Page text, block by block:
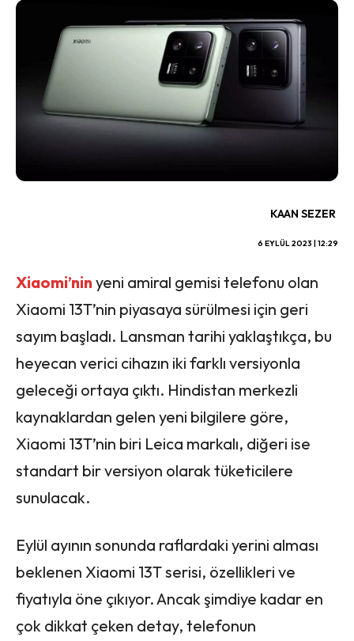
KAAN SEZER
6 EYLÜL 2023 | 12:29
Xiaomi’ninyeni amiral gemisi telefonu olan
Xiaomi 13T’nin piyasaya sürülmesi için geri
sayım başladı. Lansman tarihi yaklaştıkça, bu
heyecan verici cihazın iki farklı versiyonla
geleceği ortaya çıktı. Hindistan merkezli
kaynaklardan gelen yeni bilgilere göre,
Xiaomi 13T’nin biri Leica markalı, diğeri ise
standart bir versiyon olarak tüketicilere
sunulacak.
Eylül ayının sonunda raflardaki yerini alması
beklenen Xiaomi 13T serisi, özellikleri ve
fiyatıyla öne çıkıyor. Ancak şimdiye kadar en
çok dikkat çeken detay, telefonun